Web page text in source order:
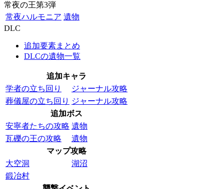
常夜の王第3弾
常夜ハルモニア 遺物
DLC
追加要素まとめ
DLCの遺物一覧
追加キャラ
学者の立ち回り
ジャーナル攻略
葬儀屋の立ち回り ジャーナル攻略
追加ボス
安寧者たちの攻略 遺物
瓦礫の王の攻略
遺物
マップ攻略
大空洞
湖沼
鍛冶村